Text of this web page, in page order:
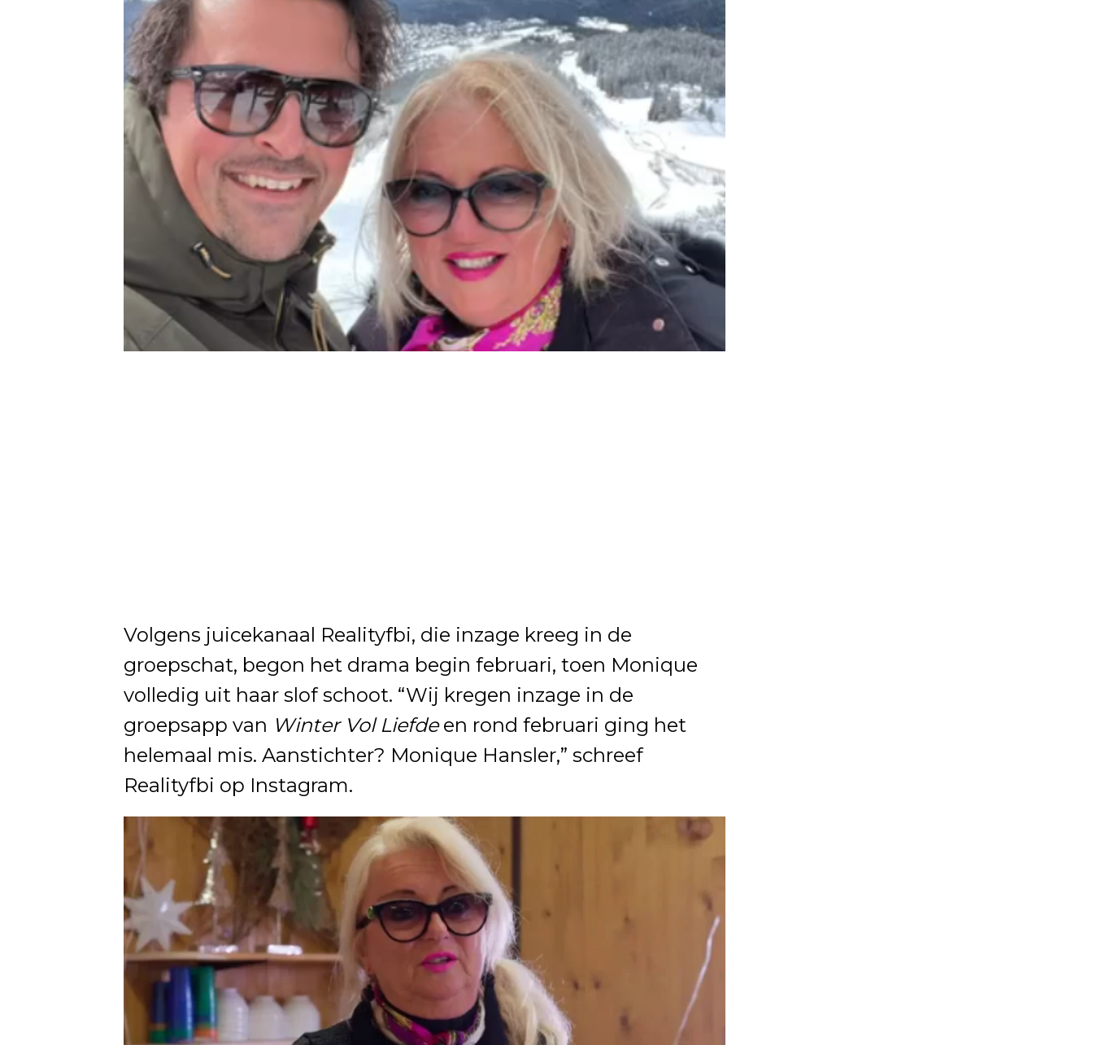
Volgens juicekanaal Realityfbi, die inzage kreeg in de
groepschat, begon het drama begin februari, toen Monique
volledig uit haar slof schoot. “Wij kregen inzage in de
groepsapp van Winter Vol Liefdeen rond februari ging het
helemaal mis. Aanstichter? Monique Hansler,” schreef
Realityfbi op Instagram.